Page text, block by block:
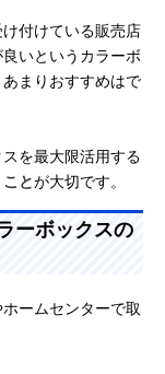
け付けている販売店
いというカラーボ
まりおすすめはで
を最大限活用する
とが大切です。
ーボックスの
ームセンターで取